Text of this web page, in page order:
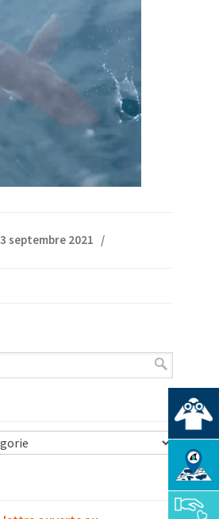
septembre 2021 /